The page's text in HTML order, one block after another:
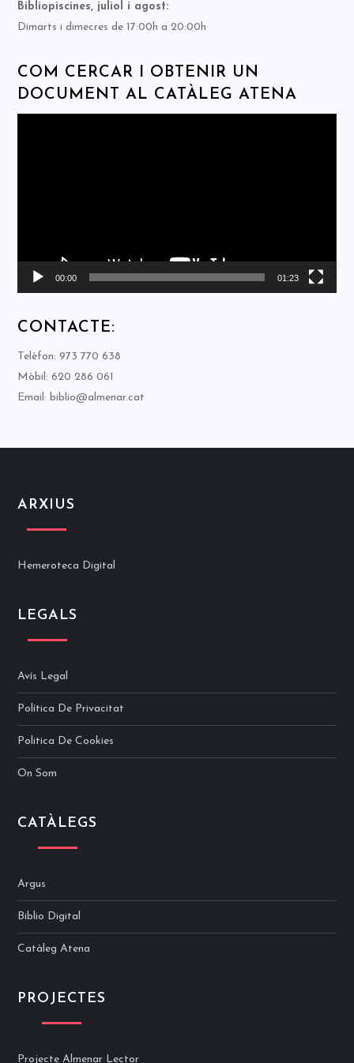
Bibliopiscines, juliol i agost:
Dimarts i dimecres de 17:00h a 20:00h
COM CERCAR I OBTENIR UN
DOCUMENT AL CATÀLEG ATENA
00:00 01:23
CONTACTE:
Telèfon: 973 770 638
Mòbil: 620 286 061
Email: biblio@almenar.cat
ARXIUS
Hemeroteca Digital
LEGALS
Avís Legal
Política De Privacitat
Politica De Cookies
On Som
CATÀLEGS
Argus
Biblio Digital
Catàleg Atena
PROJECTES
Projecte Almenar Lector